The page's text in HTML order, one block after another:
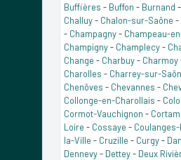
Buffières - Buffon - Burnand -
Challuy- Chalon-sur-Saône -
- Champagny- Champeau-
Champigny- Champlecy-
Change - Charbuy- Charmoy
Charolles - Charrey-sur-
Chenôves - Chevannes -
Collonge-en-Charollais -
Cormot-Vauchignon -
Loire - Cossaye -
la-Ville - Cruzille - Curgy-
Dennevy- Dettey- Deux